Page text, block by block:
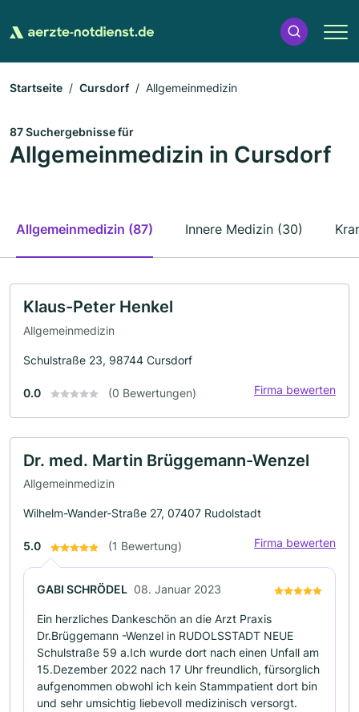
Startseite Cursdorf Allgemeinmedizin
87 Suchergebnisse für
Allgemeinmedizin in Cursdorf
Allgemeinmedizin (87) Innere Medizin (30)
Klaus-Peter Henkel
Allgemeinmedizin
Schulstraße 23, 98744 Cursdorf
0.0 (0 Bewertungen) Firma bewerten
Dr. med. Martin Brüggemann-Wenzel
Allgemeinmedizin
Wilhelm-Wander-Straße 27, 07407 Rudolstadt
5.0 (1 Bewertung) Firma bewerten
GABI SCHRÖDEL 08. Januar 2023
Ein herzliches Dankeschön an die Arzt Praxis
Dr.Brüggemann -Wenzel in RUDOLSSTADT NEUE
Schulstraße 59 a.Ich wurde dort nach einen Unfall am
15.Dezember 2022 nach 17 Uhr freundlich, fürsorglich
aufgenommen obwohl ich kein Stammpatient dort bin
und sehr umsichtig liebevoll medizinisch versorgt.